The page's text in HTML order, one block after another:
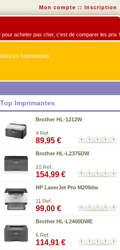
Mon compte :: Inscription
acheter pas cher, c'est de comparer les prix !
les Imprimantes
Top Imprimantes
Brother HL-1212W
4 Ref.
89,95 €
Brother HL-L2375DW
10 Ref.
154,99 €
HP LaserJet Pro M209dw
11 Ref.
99,00 €
Brother HL-L2400DWE
6 Ref.
114,91 €